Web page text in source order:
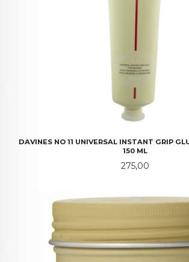
DAVINES NO 11 UNIVERSAL INSTANT GRIP
150 ML
Pris
275,00